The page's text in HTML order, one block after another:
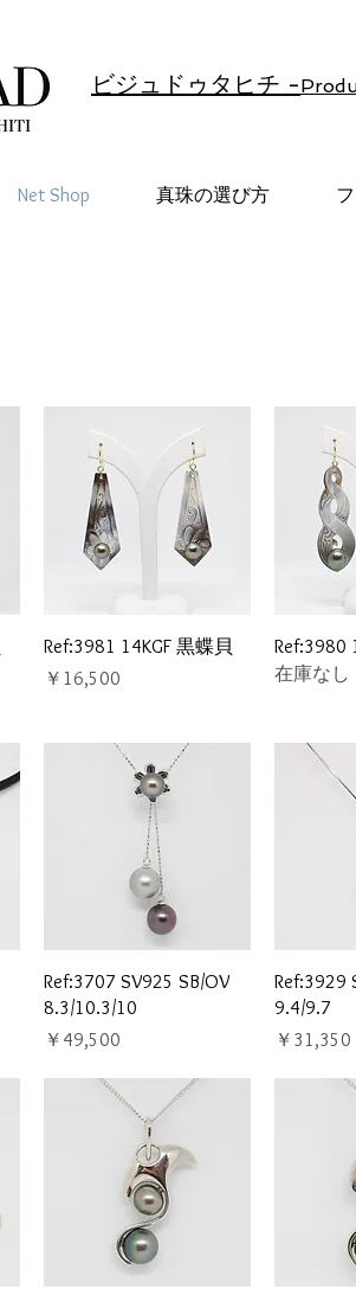
ビジュドゥタヒチ -
Net Shop 真珠の選び方
クイックビュー
Ref:3981 14KGF 黒蝶貝
価格
￥16,500
ク
Ref:3980
在庫なし
クイックビュー
Ref:3707 SV925 SB/OV
8.3/10.3/10
価格
￥49,500
ク
Ref:3929
9.4/9.7
価格
￥31,350